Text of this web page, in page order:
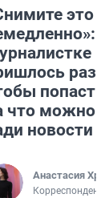
это
попасть
что можно
новости
Анастасия
Корреспондент